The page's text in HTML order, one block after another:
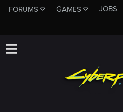
FORUMS GAMES JOBS